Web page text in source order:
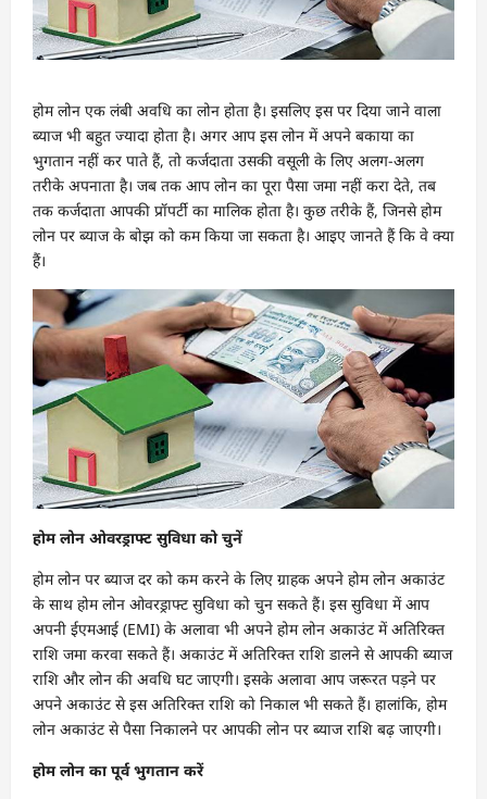
होम लोन एक लंबी अवधि का लोन होता है। इसलिए इस पर दिया जाने वाला
ब्याज भी बहुत ज्यादा होता है। अगर आप इस लोन में अपने बकाया का
भुगतान नहीं कर पाते हैं, तो कर्जदाता उसकी वसूली के लिए अलग-अलग
तरीके अपनाता है। जब तक आप लोन का पूरा पैसा जमा नहीं करा देते, तब
तक कर्जदाता आपकी प्रॉपर्टी का मालिक होता है। कुछ तरीके हैं, जिनसे होम
लोन पर ब्याज के बोझ को कम किया जा सकता है। आइए जानते हैं कि वे क्या
हैं।
होम लोन ओवरड्राफ्ट सुविधा को चुनें
होम लोन पर ब्याज दर को कम करने के लिए ग्राहक अपने होम लोन अकाउंट
के साथ होम लोन ओवरड्राफ्ट सुविधा को चुन सकते हैं। इस सुविधा में आप
अपनी ईएमआई (EMI) के अलावा भी अपने होम लोन अकाउंट में अतिरिक्त
राशि जमा करवा सकते हैं। अकाउंट में अतिरिक्त राशि डालने से आपकी ब्याज
राशि और लोन की अवधि घट जाएगी। इसके अलावा आप जरूरत पड़ने पर
अपने अकाउंट से इस अतिरिक्त राशि को निकाल भी सकते हैं। हालांकि, होम
लोन अकाउंट से पैसा निकालने पर आपकी लोन पर ब्याज राशि बढ़ जाएगी।
होम लोन का पूर्व भुगतान करें